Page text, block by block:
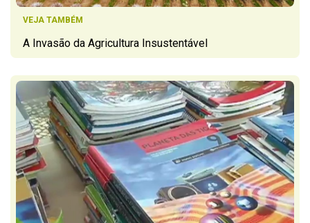
VEJA TAMBÉM
A Invasão da Agricultura Insustentável